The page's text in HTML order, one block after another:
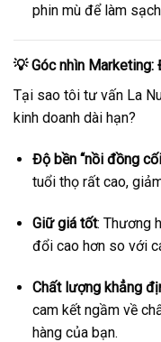
phin mù để làm
💡 Góc nhìn
Tại sao tôi tư vấn La
kinh doanh dài hạn?
Độ bền “nồi đồng
tuổi thọ rất cao,
Giữ giá tốt: Thương
đổi cao hơn so với
Chất lượng khẳng
cam kết ngầm về
hàng của bạn.